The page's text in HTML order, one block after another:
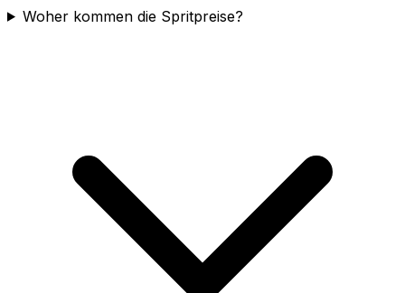
Woher kommen die Spritpreise?